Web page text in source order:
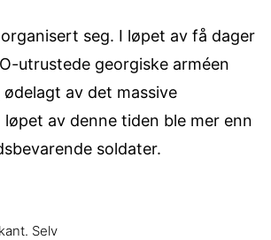
seg. I løpet av få dager
utrustede georgiske arméen
av det massive
av denne tiden ble mer enn
soldater.
Selv